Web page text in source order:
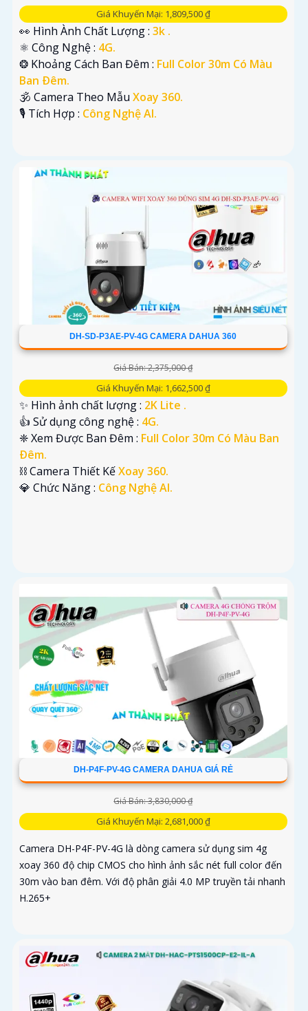
Giá Khuyến Mại: 1,809,500 ₫
👀 Hình Ành Chất Lượng : 3k .
⚛️ Công Nghệ : 4G.
❂ Khoảng Cách Ban Đêm : Full Color 30m Có Màu
Ban Ðêm.
🕉️ Camera Theo Mẫu Xoay 360.
️🎙 Tích Hợp : Công Nghệ AI.
DH-SD-P3AE-PV-4G CAMERA DAHUA 360
Giá Bán: 2,375,000 ₫
Giá Khuyến Mại: 1,662,500 ₫
✨ Hình ảnh chất lượng : 2K Lite .
👍 Sử dụng công nghệ : 4G.
❈ Xem Được Ban Đêm : Full Color 30m Có Màu Ban
Ðêm.
⛓ Camera Thiết KếXoay 360.
️💎 Chức Năng : Công Nghệ AI.
DH-P4F-PV-4G CAMERA DAHUA GIÁ RẺ
Giá Bán: 3,830,000 ₫
Giá Khuyến Mại: 2,681,000 ₫
Camera DH-P4F-PV-4G là dòng camera sử dụng sim 4g
xoay 360 độ chip CMOS cho hình ảnh sắc nét full color đến
30m vào ban đêm. Với độ phân giải 4.0 MP truyền tải nhanh
H.265+